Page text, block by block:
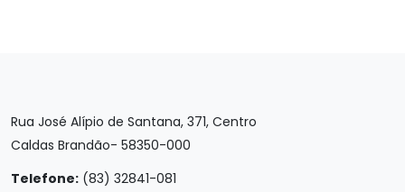
Rua José Alípio de Santana, 371, Centro
Caldas Brandão- 58350-000
Telefone: (83) 32841-081